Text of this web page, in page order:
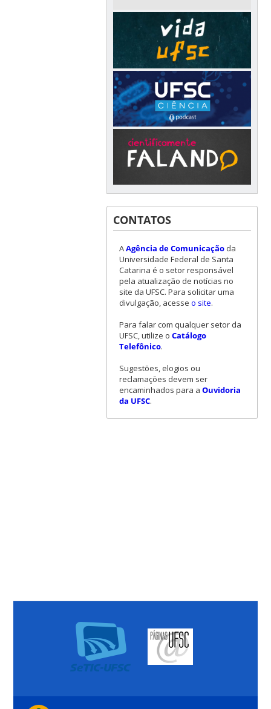
CONTATOS
AAgência de Comunicaçãoda
Universidade Federal de Santa
Catarina é o setor responsável
pela atualização de notícias no
site da UFSC. Para solicitar uma
divulgação, acesse o site.
Para falar com qualquer setor da
UFSC, utilize o Catálogo
Telefônico.
Sugestões, elogios ou
reclamações devem ser
encaminhados para a Ouvidoria
da UFSC.